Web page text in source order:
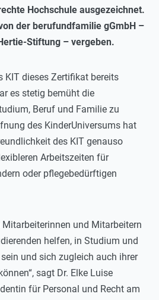
Hochschule ausgezeichnet.
der berufundfamilie gGmbH –
Stiftung – vergeben.
KIT dieses Zertifikat bereits
es stetig bemüht die
Beruf und Familie zu
des KinderUniversums hat
des KIT genauso
Arbeitszeiten für
oder pflegebedürftigen
Mitarbeiterinnen und Mitarbeitern
helfen, in Studium und
und sich zugleich auch ihrer
sagt Dr. Elke Luise
für Personal und Recht am